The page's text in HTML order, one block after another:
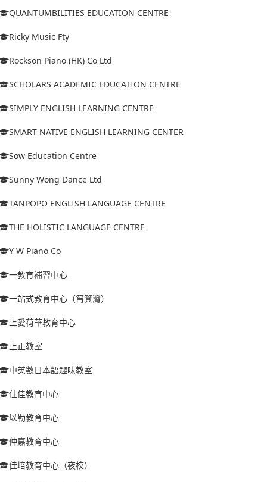
QUANTUMBILITIES EDUCATION CENTRE
Ricky Music Fty
Rockson Piano (HK) Co Ltd
SCHOLARS ACADEMIC EDUCATION CENTRE
SIMPLY ENGLISH LEARNING CENTRE
SMART NATIVE ENGLISH LEARNING CENTER
Sow Education Centre
Sunny Wong Dance Ltd
TANPOPO ENGLISH LANGUAGE CENTRE
THE HOLISTIC LANGUAGE CENTRE
Y W Piano Co
一教育補習中心
一站式教育中心（筲箕灣）
上愛荷華教育中心
上正教室
中英數日本語趣味教室
仕佳教育中心
以勒教育中心
仲嘉教育中心
佳培教育中心（夜校）